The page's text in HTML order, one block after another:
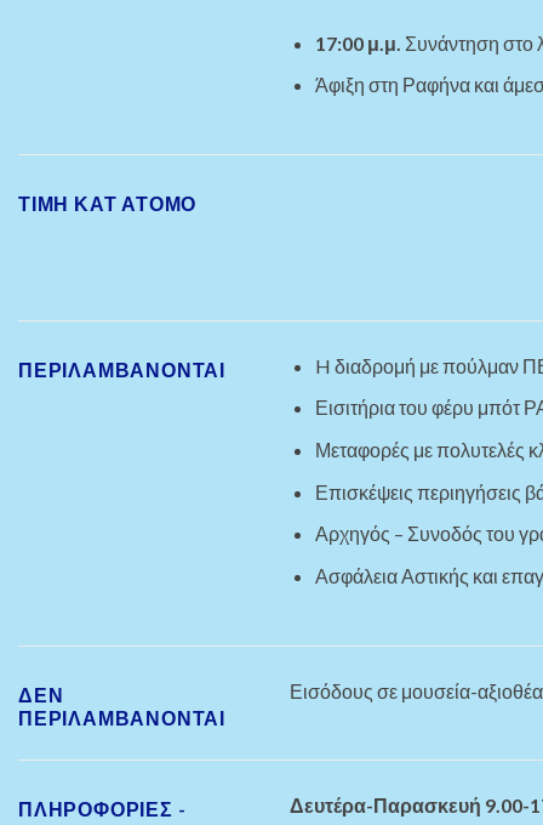
17:00 μ.μ. Συνάντηση στο
Άφιξη στη Ραφήνα και
ΤΙΜΗ ΚΑΤ ΑΤΟΜΟ
ΠΕΡΙΛΑΜΒΑΝΟΝΤΑΙ
H διαδρομή με πούλμαν
Εισιτήρια του φέρυ
Μεταφορές με πολυτελές
Επισκέψεις περιηγήσεις
Αρχηγός – Συνοδός του
Ασφάλεια Αστικής και
ΔΕΝ
ΠΕΡΙΛΑΜΒΆΝΟΝΤΑΙ
Εισόδους σε μουσεία-
ΠΛΗΡΟΦΟΡΙΕΣ -
Δευτέρα-Παρασκευή 9.00-